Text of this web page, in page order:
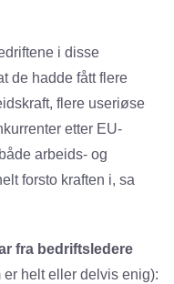
i disse
de hadde fått flere
flere useriøse
etter EU-
arbeids- og
forsto kraften i, sa
fra bedriftsledere
er helt eller delvis enig):